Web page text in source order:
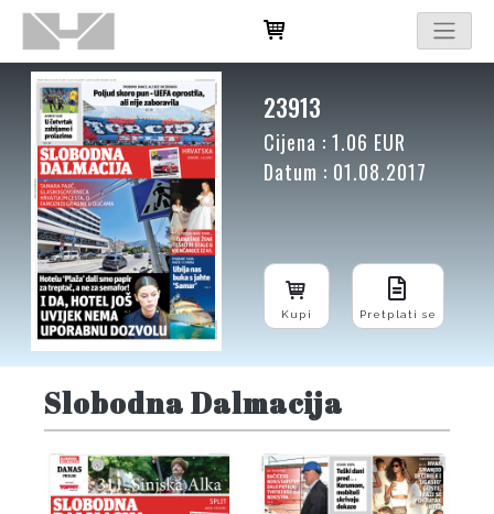
23913
Cijena : 1.06 EUR
Datum : 01.08.2017
Kupi Pretplati se
Slobodna Dalmacija